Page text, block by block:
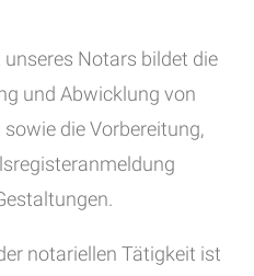
Notars bildet die
und Abwicklung von
die Vorbereitung,
notariellen Tätigkeit ist